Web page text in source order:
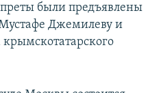
были предъявлены
Джемилеву и